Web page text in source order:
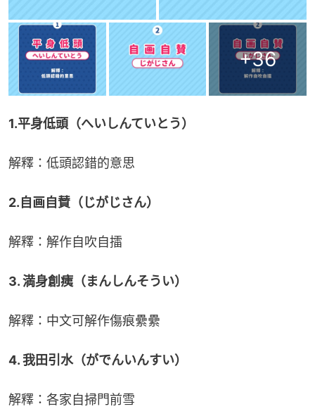
+36
1.平身低頭（へいしんていとう）
解釋：低頭認錯的意思
2.自画自賛（じがじさん）
解釋：解作自吹自擂
3. 満身創痍（まんしんそうい）
解釋：中文可解作傷痕纍纍
4. 我田引水（がでんいんすい）
解釋：各家自掃門前雪